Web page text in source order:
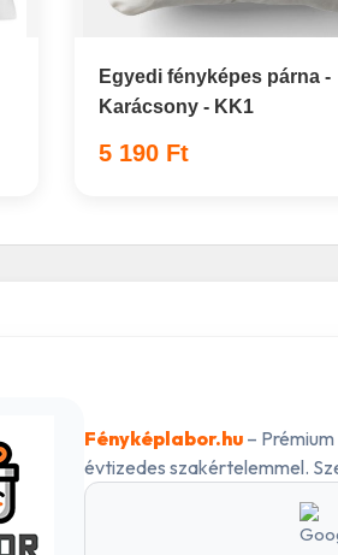
Egyedi fényképes párna -
Karácsony - KK1
5 190 Ft
Fényképlabor.hu– Prémium
évtizedes szakértelemmel.